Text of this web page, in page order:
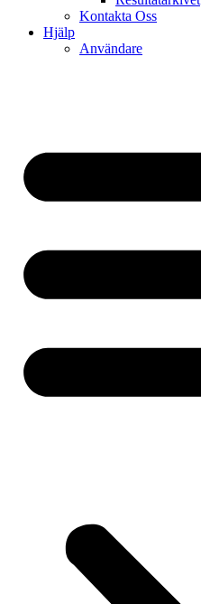
Kontakta Oss
Hjälp
Användare